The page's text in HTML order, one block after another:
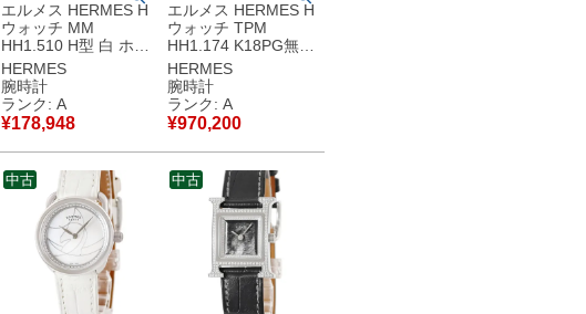
エルメス HERMES H
ウォッチ MM
HH1.510 H型 白 ホワ
イト アラビア ギョウ
シェ メンズ レディー
ス 腕時計クオーツ ホ
ワイト 【中古】中古
美品
HERMES
腕時計
ランク: A
¥178,948
エルメス HERMES H
ウォッチ TPM
HH1.174 K18PG無垢
純正ダイヤ ピンク H
型 レディース 腕時計
クオーツ ピンク 【中
古】中古美品
HERMES
腕時計
ランク: A
¥970,200
中古 中古